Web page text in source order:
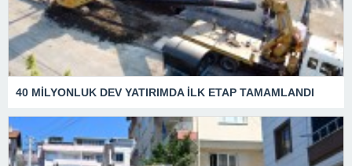
40 MİLYONLUK DEV YATIRIMDA İLK ETAP TAMAMLANDI